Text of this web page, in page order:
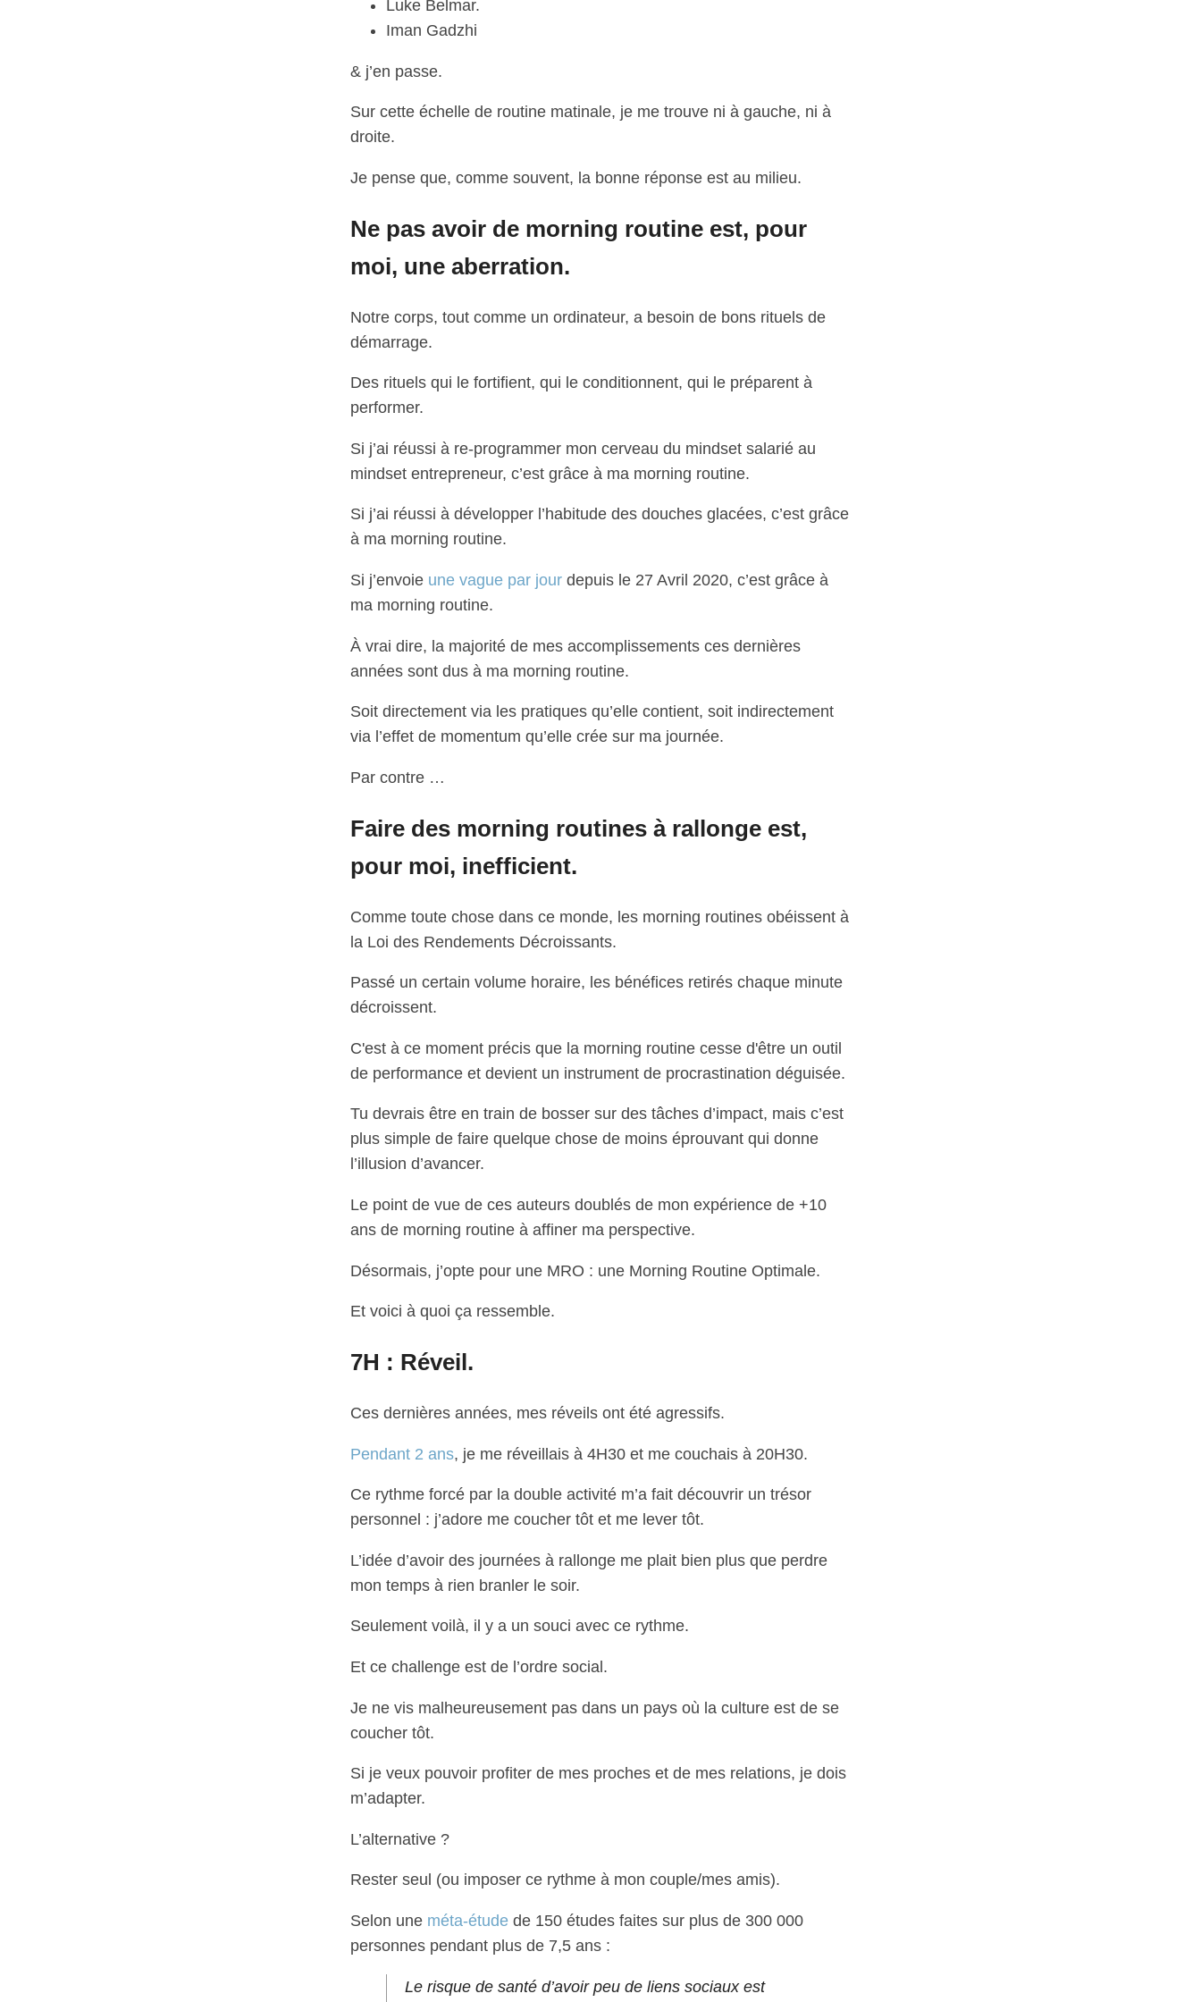
Luke Belmar.
Iman Gadzhi
& j’en passe.
Sur cette échelle de routine matinale, je me trouve ni à gauche, ni à
droite.
Je pense que, comme souvent, la bonne réponse est au milieu.
Ne pas avoir de morning routine est, pour
moi, une aberration.
Notre corps, tout comme un ordinateur, a besoin de bons rituels de
démarrage.
Des rituels qui le fortifient, qui le conditionnent, qui le préparent à
performer.
Si j’ai réussi à re-programmer mon cerveau du mindset salarié au
mindset entrepreneur, c’est grâce à ma morning routine.
Si j’ai réussi à développer l’habitude des douches glacées, c’est grâce
à ma morning routine.
Si j’envoie une vague par jour depuis le 27 Avril 2020, c’est grâce à
ma morning routine.
À vrai dire, la majorité de mes accomplissements ces dernières
années sont dus à ma morning routine.
Soit directement via les pratiques qu’elle contient, soit indirectement
via l’effet de momentum qu’elle crée sur ma journée.
Par contre …
Faire des morning routines à rallonge est,
pour moi, inefficient.
Comme toute chose dans ce monde, les morning routines obéissent à
la Loi des Rendements Décroissants.
Passé un certain volume horaire, les bénéfices retirés chaque minute
décroissent.
C'est à ce moment précis que la morning routine cesse d'être un outil
de performance et devient un instrument de procrastination déguisée.
Tu devrais être en train de bosser sur des tâches d’impact, mais c’est
plus simple de faire quelque chose de moins éprouvant qui donne
l’illusion d’avancer.
Le point de vue de ces auteurs doublés de mon expérience de +10
ans de morning routine à affiner ma perspective.
Désormais, j’opte pour une MRO : une Morning Routine Optimale.
Et voici à quoi ça ressemble.
7H : Réveil.
Ces dernières années, mes réveils ont été agressifs.
Pendant 2 ans, je me réveillais à 4H30 et me couchais à 20H30.
Ce rythme forcé par la double activité m’a fait découvrir un trésor
personnel : j’adore me coucher tôt et me lever tôt.
L’idée d’avoir des journées à rallonge me plait bien plus que perdre
mon temps à rien branler le soir.
Seulement voilà, il y a un souci avec ce rythme.
Et ce challenge est de l’ordre social.
Je ne vis malheureusement pas dans un pays où la culture est de se
coucher tôt.
Si je veux pouvoir profiter de mes proches et de mes relations, je dois
m’adapter.
L’alternative ?
Rester seul (ou imposer ce rythme à mon couple/mes amis).
Selon une méta-étude de 150 études faites sur plus de 300 000
personnes pendant plus de 7,5 ans :
Le risque de santé d’avoir peu de liens sociaux est